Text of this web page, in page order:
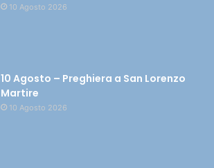
10 Agosto 2026
10 Agosto – Preghiera a San Lorenzo
Martire
10 Agosto 2026